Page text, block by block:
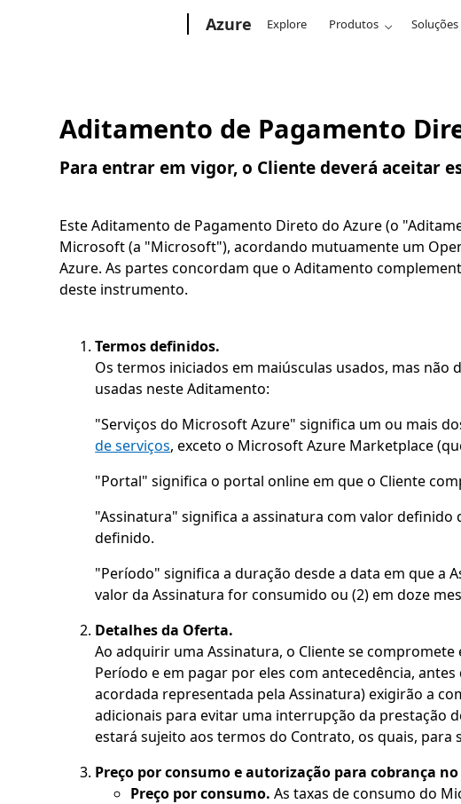
Azure Explore Produtos Soluções
Aditamento de Pagamento
Para entrar em vigor, o Cliente deverá aceitar
Este Aditamento de Pagamento Direto do Azure (o
Microsoft (a "Microsoft"), acordando mutuamente um
Azure. As partes concordam que o Aditamento
deste instrumento.
Termos definidos.
Os termos iniciados em maiúsculas usados, mas
usadas neste Aditamento:
"Serviços do Microsoft Azure" significa um ou mais
de serviços, exceto o Microsoft Azure Marketplace
"Portal" significa o portal online em que o Cliente
"Assinatura" significa a assinatura com valor
definido.
"Período" significa a duração desde a data em que a
valor da Assinatura for consumido ou (2) em doze
Detalhes da Oferta.
Ao adquirir uma Assinatura, o Cliente se
Período e em pagar por eles com antecedência,
acordada representada pela Assinatura) exigirão a
adicionais para evitar uma interrupção da prestação
estará sujeito aos termos do Contrato, os quais,
Preço por consumo e autorização para cobrança
Preço por consumo. As taxas de consumo do